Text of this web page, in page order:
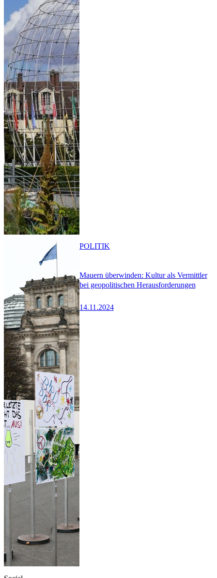
Mauern überwinden: Kultur als Vermittler
bei geopolitischen Herausforderungen
14.11.2024
POLITIK